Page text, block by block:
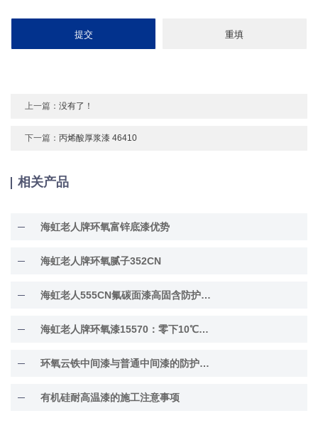
上一篇：没有了！
下一篇：丙烯酸厚浆漆 46410
相关产品
海虹老人牌环氧富锌底漆优势
海虹老人牌环氧腻子352CN
海虹老人555CN氟碳面漆高固含防护面漆
海虹老人牌环氧漆15570：零下10℃低温固化
环氧云铁中间漆与普通中间漆的防护差异解析
有机硅耐高温漆的施工注意事项